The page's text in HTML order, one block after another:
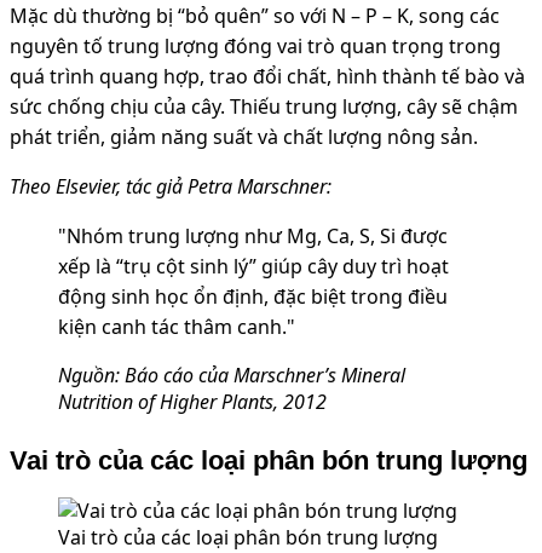
Mặc dù thường bị “bỏ quên” so với N – P – K, song các
nguyên tố trung lượng đóng vai trò quan trọng trong
quá trình quang hợp, trao đổi chất, hình thành tế bào và
sức chống chịu của cây. Thiếu trung lượng, cây sẽ chậm
phát triển, giảm năng suất và chất lượng nông sản.
Theo Elsevier, tác giả Petra Marschner:
"Nhóm trung lượng như Mg, Ca, S, Si được
xếp là “trụ cột sinh lý” giúp cây duy trì hoạt
động sinh học ổn định, đặc biệt trong điều
kiện canh tác thâm canh."
Nguồn: Báo cáo của Marschner’s Mineral
Nutrition of Higher Plants, 2012
Vai trò của các loại phân bón trung lượng
Vai trò của các loại phân bón trung lượng